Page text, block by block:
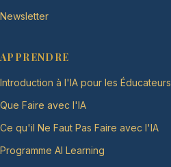
Newsletter
APPRENDRE
Introduction à l'IA pour les Éducateurs
Que Faire avec l'IA
Ce qu'il Ne Faut Pas Faire avec l'IA
Programme AI Learning